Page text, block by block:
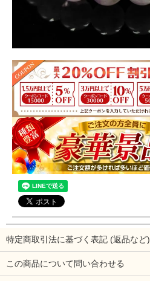
特定商取引法に基づく表記 (返品など)
この商品について問い合わせる